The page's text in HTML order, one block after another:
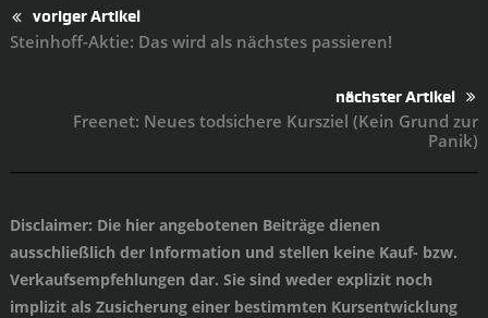
voriger Artikel
Steinhoff-Aktie: Das wird als nächstes passieren!
nächster Artikel
Freenet: Neues todsichere Kursziel (Kein Grund zur
Panik)
Disclaimer: Die hier angebotenen Beiträge dienen
ausschließlich der Information und stellen keine Kauf- bzw.
Verkaufsempfehlungen dar. Sie sind weder explizit noch
implizit als Zusicherung einer bestimmten Kursentwicklung